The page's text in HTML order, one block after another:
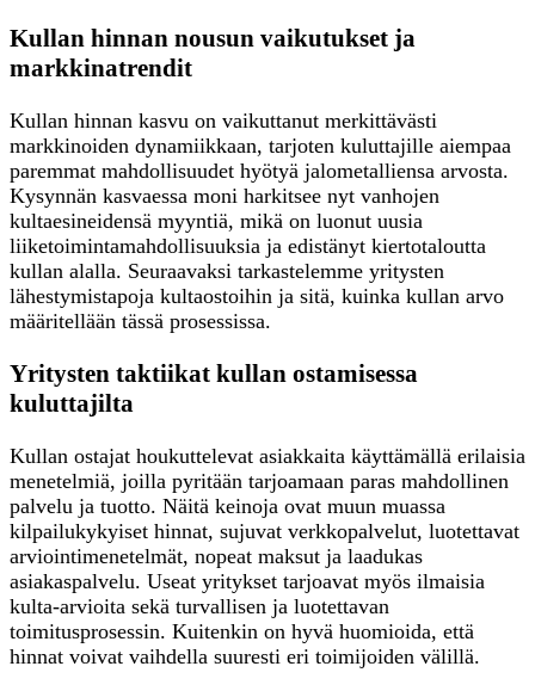
Kullan hinnan nousun vaikutukset ja
markkinatrendit
Kullan hinnan kasvu on vaikuttanut merkittävästi
markkinoiden dynamiikkaan, tarjoten kuluttajille aiempaa
paremmat mahdollisuudet hyötyä jalometalliensa arvosta.
Kysynnän kasvaessa moni harkitsee nyt vanhojen
kultaesineidensä myyntiä, mikä on luonut uusia
liiketoimintamahdollisuuksia ja edistänyt kiertotaloutta
kullan alalla. Seuraavaksi tarkastelemme yritysten
lähestymistapoja kultaostoihin ja sitä, kuinka kullan arvo
määritellään tässä prosessissa.
Yritysten taktiikat kullan ostamisessa
kuluttajilta
Kullan ostajat houkuttelevat asiakkaita käyttämällä erilaisia
menetelmiä, joilla pyritään tarjoamaan paras mahdollinen
palvelu ja tuotto. Näitä keinoja ovat muun muassa
kilpailukykyiset hinnat, sujuvat verkkopalvelut, luotettavat
arviointimenetelmät, nopeat maksut ja laadukas
asiakaspalvelu. Useat yritykset tarjoavat myös ilmaisia
kulta-arvioita sekä turvallisen ja luotettavan
toimitusprosessin. Kuitenkin on hyvä huomioida, että
hinnat voivat vaihdella suuresti eri toimijoiden välillä.